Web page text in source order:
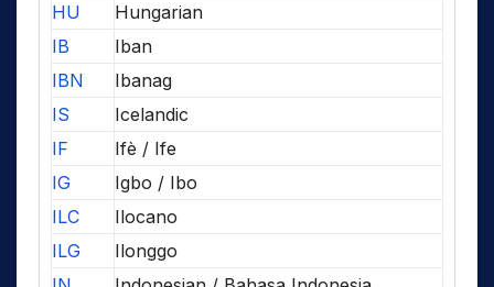
HU
Hungarian
IB
Iban
IBN
Ibanag
IS
Icelandic
IF
Ifè / Ife
IG
Igbo / Ibo
ILC
Ilocano
ILG
Ilonggo